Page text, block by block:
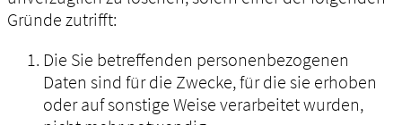
Gründe zutrifft:
Die Sie betreffenden personenbezogenen
Daten sind für die Zwecke, für die sie erhoben
oder auf sonstige Weise verarbeitet wurden,